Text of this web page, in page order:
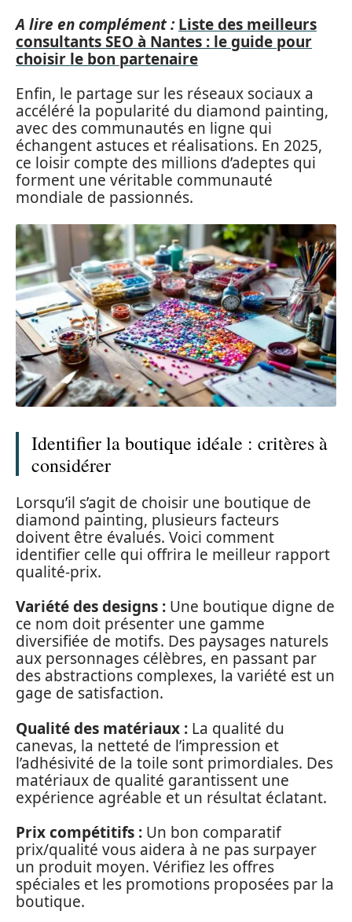
A lire en complément : Liste des meilleurs
consultants SEO à Nantes : le guide pour
choisir le bon partenaire
Enfin, le partage sur les réseaux sociaux a
accéléré la popularité du diamond painting,
avec des communautés en ligne qui
échangent astuces et réalisations. En 2025,
ce loisir compte des millions d’adeptes qui
forment une véritable communauté
mondiale de passionnés.
Identifier la boutique idéale : critères à
considérer
Lorsqu’il s’agit de choisir une boutique de
diamond painting, plusieurs facteurs
doivent être évalués. Voici comment
identifier celle qui offrira le meilleur rapport
qualité-prix.
Variété des designs : Une boutique digne de
ce nom doit présenter une gamme
diversifiée de motifs. Des paysages naturels
aux personnages célèbres, en passant par
des abstractions complexes, la variété est un
gage de satisfaction.
Qualité des matériaux : La qualité du
canevas, la netteté de l’impression et
l’adhésivité de la toile sont primordiales. Des
matériaux de qualité garantissent une
expérience agréable et un résultat éclatant.
Prix compétitifs : Un bon comparatif
prix/qualité vous aidera à ne pas surpayer
un produit moyen. Vérifiez les offres
spéciales et les promotions proposées par la
boutique.